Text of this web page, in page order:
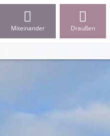
Miteinander Draußen